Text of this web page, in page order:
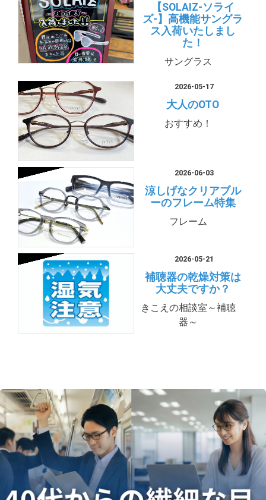
【SOLAIZ-ソライ
ズ-】高機能サングラ
ス入荷いたしまし
た！
サングラス
2026-05-17
大人のOTO
おすすめ！
2026-06-03
涼しげなクリアブル
ーのフレーム特集
フレーム
2026-05-21
補聴器の乾燥対策は
大丈夫ですか？
きこえの相談室～補聴
器～